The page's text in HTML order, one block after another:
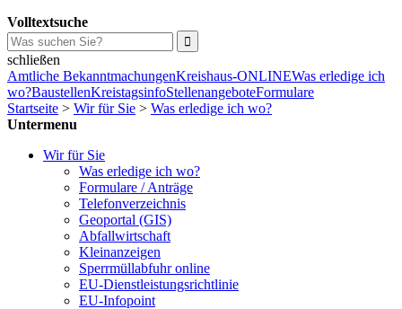
Volltextsuche
schließen
Amtliche BekanntmachungenKreishaus-ONLINEWas erledige ich
wo?BaustellenKreistagsinfoStellenangeboteFormulare
Startseite > Wir für Sie > Was erledige ich wo?
Untermenu
Wir für Sie
Was erledige ich wo?
Formulare / Anträge
Telefonverzeichnis
Geoportal (GIS)
Abfallwirtschaft
Kleinanzeigen
Sperrmüllabfuhr online
EU-Dienstleistungsrichtlinie
EU-Infopoint